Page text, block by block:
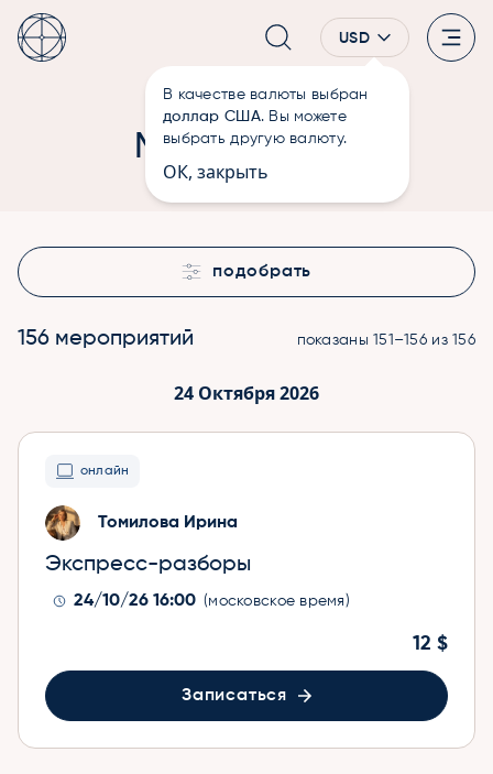
USD
В качестве валюты выбран
доллар США. Вы можете
выбрать другую валюту.
ОК, закрыть
Главная — Мероприятия
Мероприятия
подобрать
156 мероприятий показаны 151–156 из 156
24 Октября 2026
онлайн
Томилова Ирина
Экспресс-разборы
24/10/26 16:00 (московское время)
12 $
Записаться